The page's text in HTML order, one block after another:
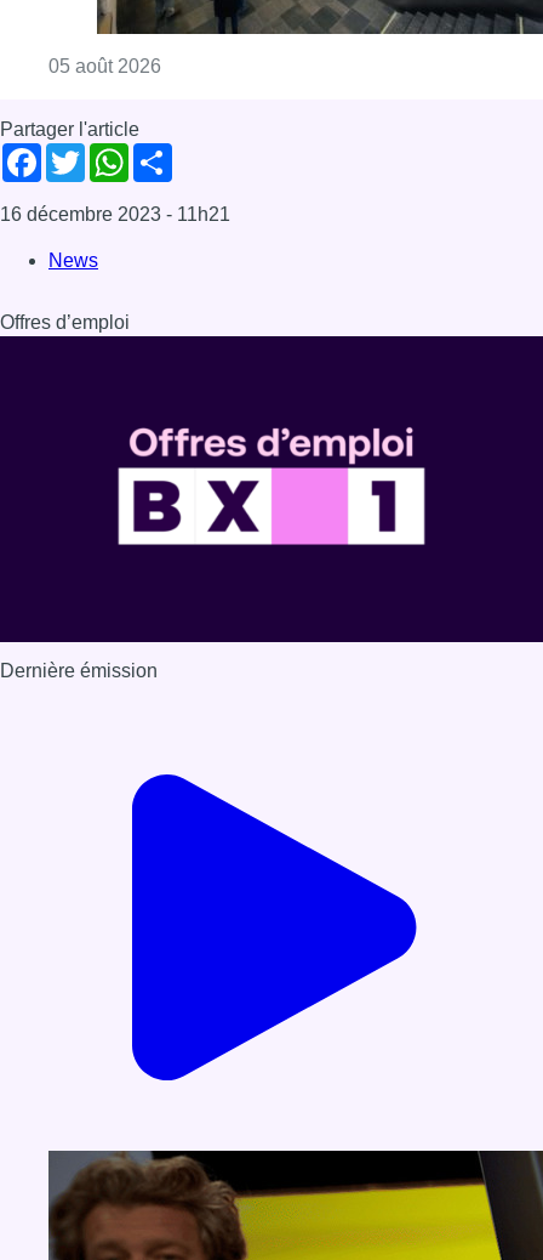
05 août 2026
Partager l'article
Facebook
TwitterWhatsApp
16 décembre 2023 - 11h21
News
Offres d’emploi
Dernière émission